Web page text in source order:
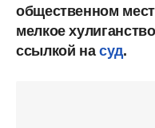
общественном
мелкое
ссылкой насуд.